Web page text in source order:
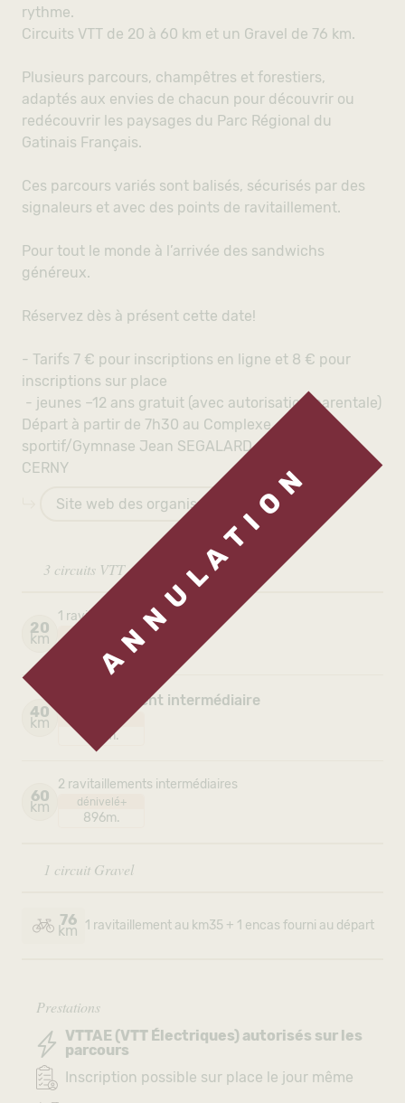
A N N U L A T I O N
rythme.
Circuits VTT de 20 à 60 km et un Gravel de 76 km.
Plusieurs parcours, champêtres et forestiers,
adaptés aux envies de chacun pour découvrir ou
redécouvrir les paysages du Parc Régional du
Gatinais Français.
Ces parcours variés sont balisés, sécurisés par des
signaleurs et avec des points de ravitaillement.
Pour tout le monde à l’arrivée des sandwichs
généreux.
Réservez dès à présent cette date!
- Tarifs 7 € pour inscriptions en ligne et 8 € pour
inscriptions sur place
- jeunes –12 ans gratuit (avec autorisation parentale)
Départ à partir de 7h30 au Complexe
sportif/Gymnase Jean SEGALARD - RN191 - 91590
CERNY
Site web des organisateurs
3 circuits VTT
20
km
1 ravitaillement intermédiaire
dénivelé+
300m.
40
km
1 ravitaillement intermédiaire
dénivelé+
547m.
60
km
2 ravitaillements intermédiaires
dénivelé+
896m.
1 circuit Gravel
76
km 1 ravitaillement au km35 + 1 encas fourni au départ
Prestations
VTTAE (VTT Électriques) autorisés sur les
parcours
Inscription possible sur place le jour même